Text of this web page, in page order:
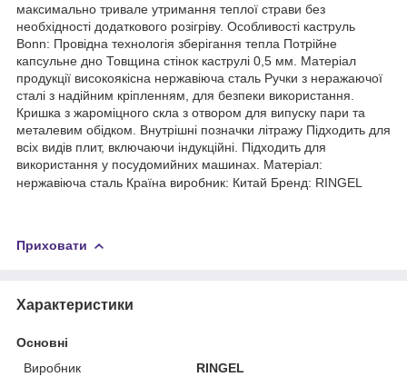
максимально тривале утримання теплої страви без
необхідності додаткового розігріву. Особливості каструль
Bonn: Провідна технологія зберігання тепла Потрійне
капсульне дно Товщина стінок каструлі 0,5 мм. Матеріал
продукції високоякісна нержавіюча сталь Ручки з неражаючої
сталі з надійним кріпленням, для безпеки використання.
Кришка з жароміцного скла з отвором для випуску пари та
металевим обідком. Внутрішні позначки літражу Підходить для
всіх видів плит, включаючи індукційні. Підходить для
використання у посудомийних машинах. Матеріал:
нержавіюча сталь Країна виробник: Китай Бренд: RINGEL
Приховати
Характеристики
Основні
Виробник
RINGEL